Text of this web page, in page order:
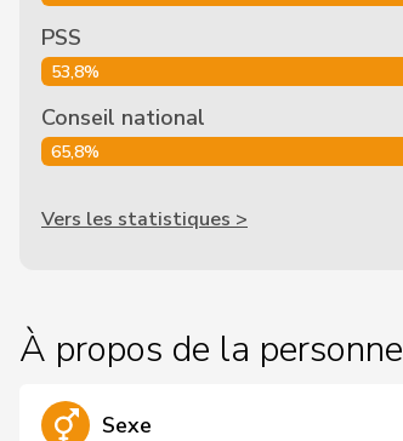
PSS
53,8%
Conseil national
65,8%
Vers les statistiques >
À propos de la personne
Sexe